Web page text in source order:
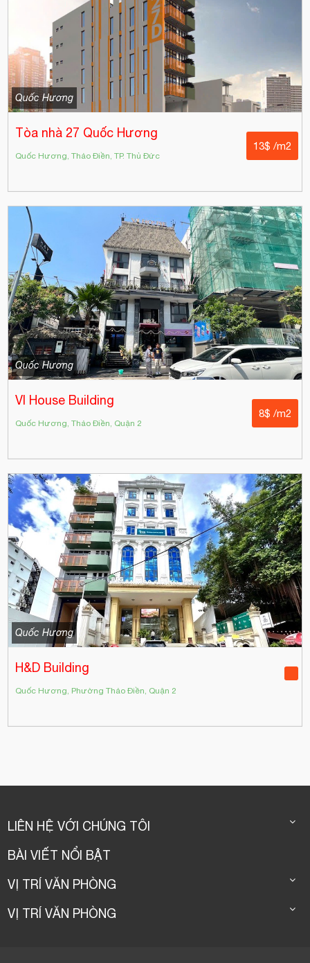
Quốc Hương
Tòa nhà 27 Quốc Hương
Quốc Hương, Thảo Điền, TP. Thủ Đức
13$ /m2
Quốc Hương
VI House Building
Quốc Hương, Thảo Điền, Quận 2
8$ /m2
Quốc Hương
H&D Building
Quốc Hương, Phường Thảo Điền, Quận 2
LIÊN HỆ VỚI CHÚNG TÔI
BÀI VIẾT NỔI BẬT
VỊ TRÍ VĂN PHÒNG
VỊ TRÍ VĂN PHÒNG